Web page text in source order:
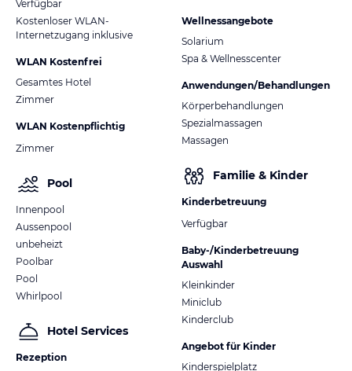
Verfügbar
Kostenloser WLAN-
Internetzugang inklusive
WLAN Kostenfrei
Gesamtes Hotel
Zimmer
WLAN Kostenpflichtig
Zimmer
Pool
Innenpool
Aussenpool
unbeheizt
Poolbar
Pool
Whirlpool
Hotel Services
Rezeption
Wellnessangebote
Solarium
Spa & Wellnesscenter
Anwendungen/Behandlungen
Körperbehandlungen
Spezialmassagen
Massagen
Familie & Kinder
Kinderbetreuung
Verfügbar
Baby-/Kinderbetreuung
Auswahl
Kleinkinder
Miniclub
Kinderclub
Angebot für Kinder
Kinderspielplatz